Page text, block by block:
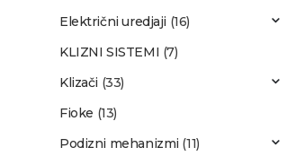
Električni uredjaji (16)
KLIZNI SISTEMI (7)
Klizači (33)
Fioke (13)
Podizni mehanizmi (11)